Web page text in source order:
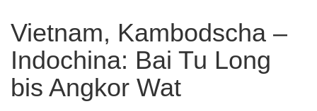
Vietnam, Kambodscha –
Indochina: Bai Tu Long
bis Angkor Wat